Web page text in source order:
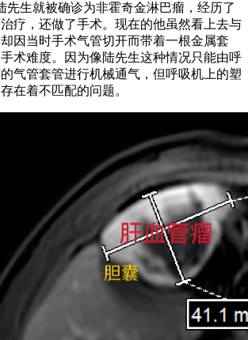
先生就被确诊为非霍奇金淋巴瘤，经历了
疗，还做了手术。现在的他虽然看上去与
因当时手术气管切开而带着一根金属套
术难度。因为像陆先生这种情况只能由呼
气管套管进行机械通气，但呼吸机上的塑
在着不匹配的问题。